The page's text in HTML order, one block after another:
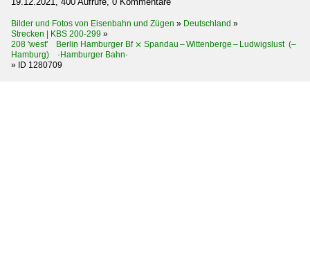
Bilder und Fotos von Eisenbahn und Zügen » Deutschland »
Strecken | KBS 200-299 »
208 'west' Berlin Hamburger Bf ⨯ Spandau – Wittenberge – Ludwigslust (–
Hamburg) ·Hamburger Bahn·
» ID 1280709